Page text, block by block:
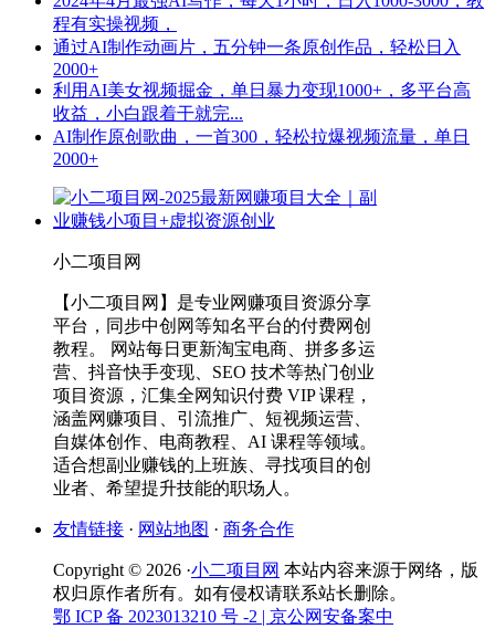
程有实操视频，
通过AI制作动画片，五分钟一条原创作品，轻松日入
2000+
利用AI美女视频掘金，单日暴力变现1000+，多平台高
收益，小白跟着干就完...
AI制作原创歌曲，一首300，轻松拉爆视频流量，单日
2000+
小二项目网
【小二项目网】是专业网赚项目资源分享
平台，同步中创网等知名平台的付费网创
教程。 网站每日更新淘宝电商、拼多多运
营、抖音快手变现、SEO 技术等热门创业
项目资源，汇集全网知识付费 VIP 课程，
涵盖网赚项目、引流推广、短视频运营、
自媒体创作、电商教程、AI 课程等领域。
适合想副业赚钱的上班族、寻找项目的创
业者、希望提升技能的职场人。
友情链接 · 网站地图 · 商务合作
Copyright © 2026 ·小二项目网 本站内容来源于网络，版
权归原作者所有。如有侵权请联系站长删除。
鄂 ICP 备 2023013210 号 -2 | 京公网安备案中